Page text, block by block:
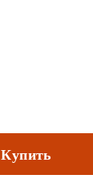
Купить